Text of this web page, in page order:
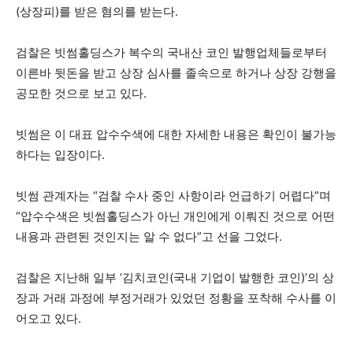
(상장피)를 받은 혐의를 받는다.
검찰은 빗썸홀딩스가 복수의 국내산 코인 발행업체들로부터
이른바 뒷돈을 받고 상장 심사를 졸속으로 하거나 상장 강행을
공모한 것으로 보고 있다.
빗썸은 이 대표 압수수색에 대한 자세한 내용은 확인이 불가능
하다는 입장이다.
빗썸 관계자는 “검찰 수사 중인 사항이라 언급하기 어렵다”며
“압수수색은 빗썸홀딩스가 아닌 개인에게 이뤄진 것으로 어떤
내용과 관련된 것인지는 알 수 없다”고 선을 그었다.
검찰은 지난해 일부 ‘김치코인(국내 기업이 발행한 코인)’의 상
장과 거래 과정에 부정거래가 있었던 정황을 포착해 수사를 이
어오고 있다.